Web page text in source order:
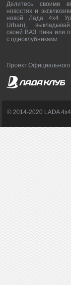
Делитесь своими
новостях и
новой Лада 4х4
Urban),
своей ВАЗ Нива или
с одноклубниками.
Проект
© 2014-2020 LADA